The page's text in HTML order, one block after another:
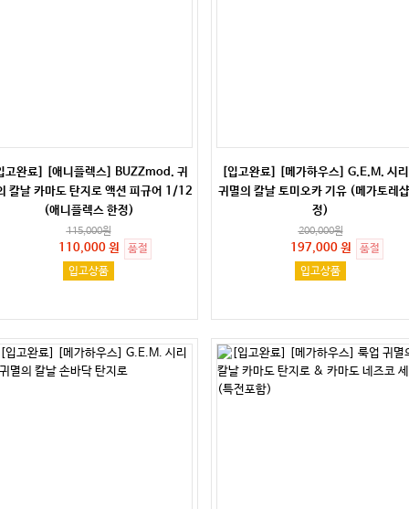
고완료] [애니플렉스] BUZZmod. 귀
칼날 카마도 탄지로 액션 피규어 1/12
(애니플렉스 한정)
115,000원
110,000 원
품절
입고상품
[입고완료] [메가하우스] G.E.M. 시
귀멸의 칼날 토미오카 기유 (메가토레
정)
200,000원
197,000 원
품절
입고상품